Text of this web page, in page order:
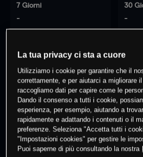
7 Giorni
-
30
-
% dei clienti hanno
questo prodotto
Fai trading
La tua privacy ci sta a cuore
Utilizziamo i cookie per garantire che il
correttamente, e per aiutarci a migliorare
raccogliamo dati per capire come le
Dando il consenso a tutti i cookie,
esperienza, per esempio, aiutando a
rapidamente e adattando i contenuti o il
preferenze. Seleziona "Accetta tutti i
"Impostazioni cookies" per gestire le
Puoi saperne di più consultando la nostra